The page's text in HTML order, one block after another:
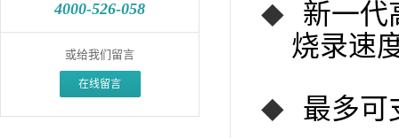
4000-526-058
或给我们留言
在线留言
◆ 新一代
烧录速
◆ 最多可